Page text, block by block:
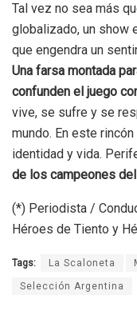
Tal vez no sea más
globalizado, un show
que engendra un
Una farsa montada
confunden el juego
vive, se sufre y se
mundo. En este
identidad y vida.
de los campeones
(*) Periodista /
Héroes de Tiento y
Tags: La Scaloneta
Selección Argentina